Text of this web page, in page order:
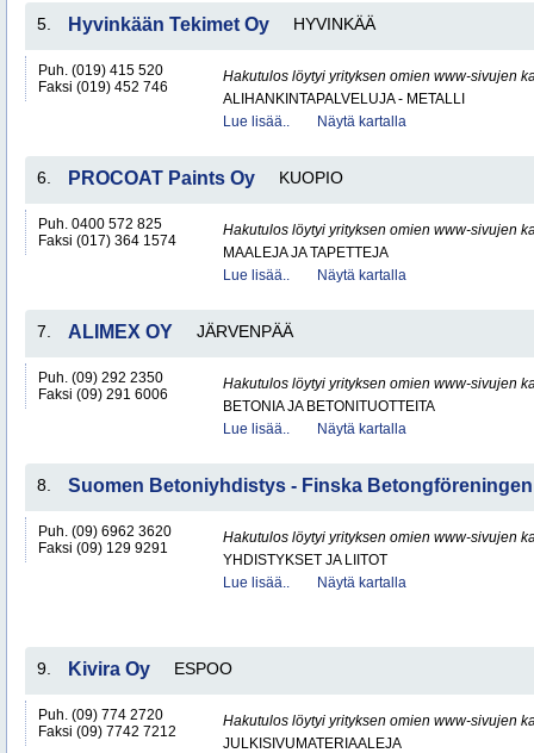
5. Hyvinkään Tekimet Oy HYVINKÄÄ
Puh. (019) 415 520
Faksi (019) 452 746
Hakutulos löytyi yrityksen omien www-sivujen
ALIHANKINTAPALVELUJA - METALLI
Lue lisää..
Näytä kartalla
6. PROCOAT Paints Oy KUOPIO
Puh. 0400 572 825
Faksi (017) 364 1574
Hakutulos löytyi yrityksen omien www-sivujen
MAALEJA JA TAPETTEJA
Lue lisää..
Näytä kartalla
7. ALIMEX OY JÄRVENPÄÄ
Puh. (09) 292 2350
Faksi (09) 291 6006
Hakutulos löytyi yrityksen omien www-sivujen
BETONIA JA BETONITUOTTEITA
Lue lisää..
Näytä kartalla
8. Suomen Betoniyhdistys - Finska Betongföreningen
Puh. (09) 6962 3620
Faksi (09) 129 9291
Hakutulos löytyi yrityksen omien www-sivujen
YHDISTYKSET JA LIITOT
Lue lisää..
Näytä kartalla
9. Kivira Oy ESPOO
Puh. (09) 774 2720
Faksi (09) 7742 7212
Hakutulos löytyi yrityksen omien www-sivujen
JULKISIVUMATERIAALEJA